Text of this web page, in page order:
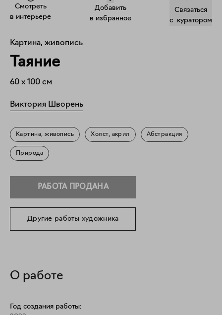
Смотреть
в интерьере
Добавить
в избранное
Связаться
c куратором
Картина, живопись
Таяние
60 x 100 см
Виктория Шворень
Картина, живопись Холст, акрил Абстракция
Природа
РАБОТА ПРОДАНА
Другие работы художника
О работе
Год создания работы: